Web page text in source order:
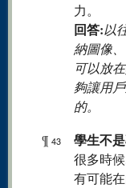
力。
回答:以
納圖像
可以放
夠讓用
的。
¶ 43 學生不
很多時
有可能